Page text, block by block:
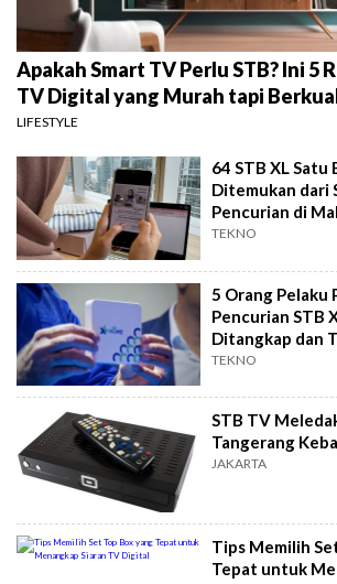
Apakah Smart TV Perlu STB? Ini 5
TV Digital yang Murah tapi
LIFESTYLE
64 STB XL Satu
Ditemukan dari
Pencurian di
TEKNO
5 Orang Pelaku
Pencurian STB
Ditangkap dan
Penjara
TEKNO
STB TV
Tangerang
JAKARTA
Tips Memilih
Tepat untuk